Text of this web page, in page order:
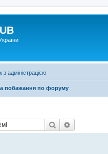
з адміністрацією
побажання по форуму
Пошук